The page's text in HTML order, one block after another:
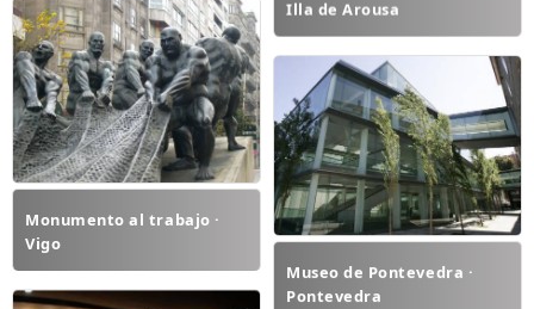
Illa de Arousa
Monumento al trabajo ·
Vigo
Museo de Pontevedra ·
Pontevedra